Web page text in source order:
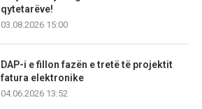
qytetarëve!
03.08.2026 15:00
DAP-i e fillon fazën e tretë të projektit
fatura elektronike
04.06.2026 13:52